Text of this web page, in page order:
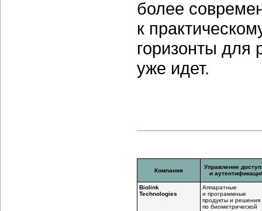
более
к
горизонты
уже идет.
Компания
Управление
и
Biolink
Technologies
Аппаратные
и программные
продукты и решения
по биометрической